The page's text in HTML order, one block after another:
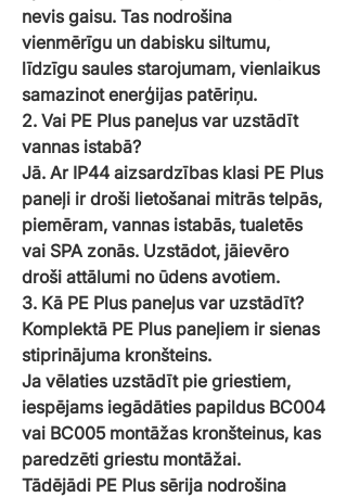
nevis gaisu. Tas nodrošina
vienmērīgu un dabisku siltumu,
līdzīgu saules starojumam, vienlaikus
samazinot enerģijas patēriņu.
2. Vai PE Plus paneļus var uzstādīt
vannas istabā?
Jā. Ar IP44 aizsardzības klasi PE Plus
paneļi ir droši lietošanai mitrās telpās,
piemēram, vannas istabās, tualetēs
vai SPA zonās. Uzstādot, jāievēro
droši attālumi no ūdens avotiem.
3. Kā PE Plus paneļus var uzstādīt?
Komplektā PE Plus paneļiem ir sienas
stiprinājuma kronšteins.
Ja vēlaties uzstādīt pie griestiem,
iespējams iegādāties papildus BC004
vai BC005 montāžas kronšteinus, kas
paredzēti griestu montāžai.
Tādējādi PE Plus sērija nodrošina